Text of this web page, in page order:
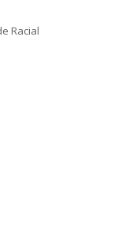
Racial